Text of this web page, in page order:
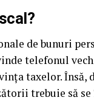
de bunuri
telefonul
taxelor. Însă,
trebuie să